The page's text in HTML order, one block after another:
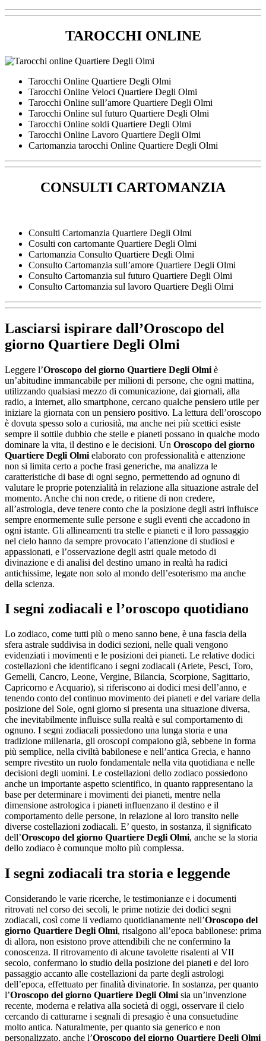
TAROCCHI ONLINE
Tarocchi Online Quartiere Degli Olmi
Tarocchi Online Veloci Quartiere Degli Olmi
Tarocchi Online sull’amore Quartiere Degli Olmi
Tarocchi Online sul futuro Quartiere Degli Olmi
Tarocchi Online soldi Quartiere Degli Olmi
Tarocchi Online Lavoro Quartiere Degli Olmi
Cartomanzia tarocchi Online Quartiere Degli Olmi
CONSULTI CARTOMANZIA
Consulti Cartomanzia Quartiere Degli Olmi
Cosulti con cartomante Quartiere Degli Olmi
Cartomanzia Consulto Quartiere Degli Olmi
Consulto Cartomanzia sull’amore Quartiere Degli Olmi
Consulto Cartomanzia sul futuro Quartiere Degli Olmi
Consulto Cartomanzia sul lavoro Quartiere Degli Olmi
Lasciarsi ispirare dall’Oroscopo del
giorno Quartiere Degli Olmi
Leggere l’Oroscopo del giorno Quartiere Degli Olmi è
un’abitudine immancabile per milioni di persone, che ogni mattina,
utilizzando qualsiasi mezzo di comunicazione, dai giornali, alla
radio, a internet, allo smartphone, cercano qualche pensiero utile per
iniziare la giornata con un pensiero positivo. La lettura dell’oroscopo
è dovuta spesso solo a curiosità, ma anche nei più scettici esiste
sempre il sottile dubbio che stelle e pianeti possano in qualche modo
dominare la vita, il destino e le decisioni. Un Oroscopo del giorno
Quartiere Degli Olmi elaborato con professionalità e attenzione
non si limita certo a poche frasi generiche, ma analizza le
caratteristiche di base di ogni segno, permettendo ad ognuno di
valutare le proprie potenzialità in relazione alla situazione astrale del
momento. Anche chi non crede, o ritiene di non credere,
all’astrologia, deve tenere conto che la posizione degli astri influisce
sempre enormemente sulle persone e sugli eventi che accadono in
ogni istante. Gli allineamenti tra stelle e pianeti e il loro passaggio
nel cielo hanno da sempre provocato l’attenzione di studiosi e
appassionati, e l’osservazione degli astri quale metodo di
divinazione e di analisi del destino umano in realtà ha radici
antichissime, legate non solo al mondo dell’esoterismo ma anche
della scienza.
I segni zodiacali e l’oroscopo quotidiano
Lo zodiaco, come tutti più o meno sanno bene, è una fascia della
sfera astrale suddivisa in dodici sezioni, nelle quali vengono
evidenziati i movimenti e le posizioni dei pianeti. Le relative dodici
costellazioni che identificano i segni zodiacali (Ariete, Pesci, Toro,
Gemelli, Cancro, Leone, Vergine, Bilancia, Scorpione, Sagittario,
Capricorno e Acquario), si riferiscono ai dodici mesi dell’anno, e
tenendo conto del continuo movimento dei pianeti e del variare della
posizione del Sole, ogni giorno si presenta una situazione diversa,
che inevitabilmente influisce sulla realtà e sul comportamento di
ognuno. I segni zodiacali possiedono una lunga storia e una
tradizione millenaria, gli oroscopi compaiono già, sebbene in forma
più semplice, nella civiltà babilonese e nell’antica Grecia, e hanno
sempre rivestito un ruolo fondamentale nella vita quotidiana e nelle
decisioni degli uomini. Le costellazioni dello zodiaco possiedono
anche un importante aspetto scientifico, in quanto rappresentano la
base per determinare i movimenti dei pianeti, mentre nella
dimensione astrologica i pianeti influenzano il destino e il
comportamento delle persone, in relazione al loro transito nelle
diverse costellazioni zodiacali. E’ questo, in sostanza, il significato
dell’Oroscopo del giorno Quartiere Degli Olmi, anche se la storia
dello zodiaco è comunque molto più complessa.
I segni zodiacali tra storia e leggende
Considerando le varie ricerche, le testimonianze e i documenti
ritrovati nel corso dei secoli, le prime notizie dei dodici segni
zodiacali, così come li vediamo quotidianamente nell’Oroscopo del
giorno Quartiere Degli Olmi, risalgono all’epoca babilonese: prima
di allora, non esistono prove attendibili che ne confermino la
conoscenza. Il ritrovamento di alcune tavolette risalenti al VII
secolo, confermano lo studio della posizione dei pianeti e del loro
passaggio accanto alle costellazioni da parte degli astrologi
dell’epoca, effettuato per finalità divinatorie. In sostanza, per quanto
l’Oroscopo del giorno Quartiere Degli Olmi sia un’invenzione
recente, moderna e relativa alla società di oggi, osservare il cielo
cercando di catturarne i segnali di presagio è una consuetudine
molto antica. Naturalmente, per quanto sia generico e non
personalizzato, anche l’Oroscopo del giorno Quartiere Degli Olmi